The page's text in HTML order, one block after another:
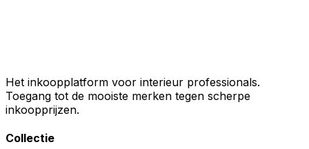
Het inkoopplatform voor interieur professionals.
Toegang tot de mooiste merken tegen scherpe
inkoopprijzen.
Collectie